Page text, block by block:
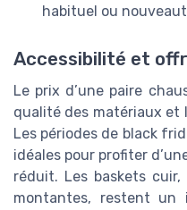
habituel ou
Accessibilité et
Le prix d’une paire
qualité des matériaux et
Les périodes de black
idéales pour profiter
réduit. Les baskets cuir,
montantes, restent un